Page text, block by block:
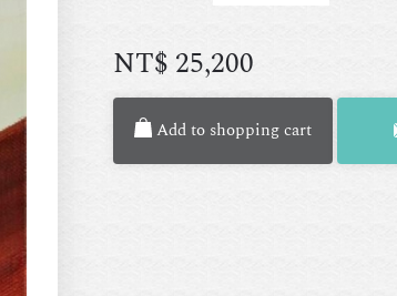
NT$ 25,200
Add to shopping cart